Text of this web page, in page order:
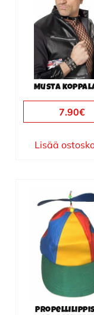
Musta
7.90€
Lisää